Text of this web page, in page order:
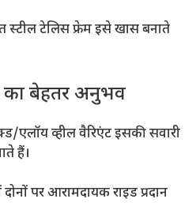
टेलिस फ्रेम इसे खास बनाते
बेहतर अनुभव
एलॉय व्हील वैरिएंट इसकी सवारी
हैं।
पर आरामदायक राइड प्रदान